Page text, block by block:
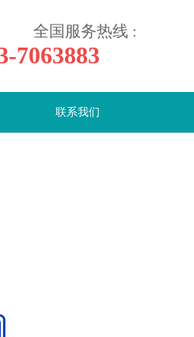
全国服务热线 :
7063883
联系我们